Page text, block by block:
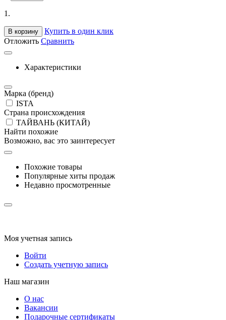
1.
В корзину
Купить в один клик
Отложить Сравнить
Характеристики
Марка (бренд)
ISTA
Страна происхождения
ТАЙВАНЬ (КИТАЙ)
Найти похожие
Возможно, вас это заинтересует
Похожие товары
Популярные хиты продаж
Недавно просмотренные
Моя учетная запись
Войти
Создать учетную запись
Наш магазин
О нас
Вакансии
Подарочные сертификаты